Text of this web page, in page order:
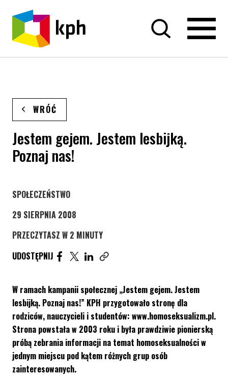
PRZEJDŹ DO TREŚCI
WRÓĆ
Jestem gejem. Jestem lesbijką.
Poznaj nas!
STRONA KATEGORII WPISÓW
SPOŁECZEŃSTWO
29 SIERPNIA 2008
PRZECZYTASZ W 2 MINUTY
UDOSTĘPNIJ
UDOSTĘPNIJ ARTYKUŁ NA FACEBOOK. STRONA
UDOSTĘPNIJ ARTYKUŁ NA TWITTER.
UDOSTĘPNIJ ARTYKUŁ NA LINKEDIN.
W ramach kampanii społecznej „Jestem gejem. Jestem
lesbijką. Poznaj nas!” KPH przygotowało stronę dla
rodziców, nauczycieli i studentów: www.homoseksualizm.pl.
Strona powstała w 2003 roku i była prawdziwie pionierską
próbą zebrania informacji na temat homoseksualności w
jednym miejscu pod kątem różnych grup osób
zainteresowanych.